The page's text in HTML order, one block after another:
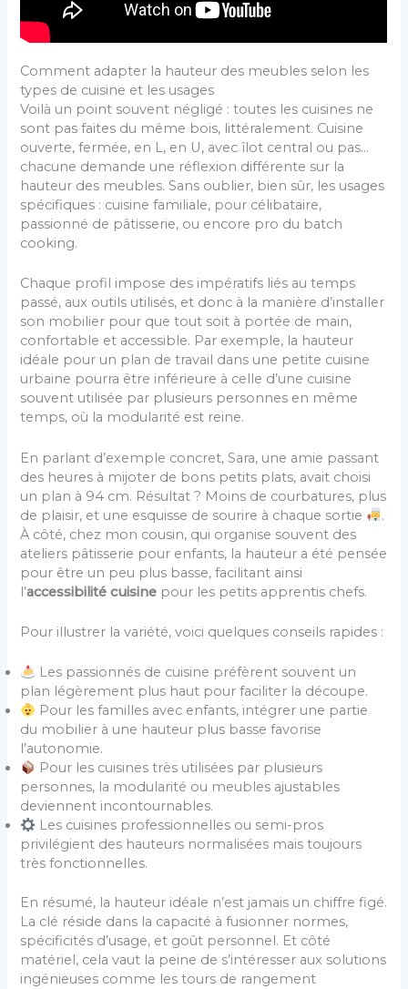
Comment adapter la hauteur des meubles selon les
types de cuisine et les usages
Voilà un point souvent négligé : toutes les cuisines ne
sont pas faites du même bois, littéralement. Cuisine
ouverte, fermée, en L, en U, avec îlot central ou pas…
chacune demande une réflexion différente sur la
hauteur des meubles. Sans oublier, bien sûr, les usages
spécifiques : cuisine familiale, pour célibataire,
passionné de pâtisserie, ou encore pro du batch
cooking.
Chaque profil impose des impératifs liés au temps
passé, aux outils utilisés, et donc à la manière d’installer
son mobilier pour que tout soit à portée de main,
confortable et accessible. Par exemple, la hauteur
idéale pour un plan de travail dans une petite cuisine
urbaine pourra être inférieure à celle d’une cuisine
souvent utilisée par plusieurs personnes en même
temps, où la modularité est reine.
En parlant d’exemple concret, Sara, une amie passant
des heures à mijoter de bons petits plats, avait choisi
un plan à 94 cm. Résultat ? Moins de courbatures, plus
de plaisir, et une esquisse de sourire à chaque sortie
.
À côté, chez mon cousin, qui organise souvent des
ateliers pâtisserie pour enfants, la hauteur a été pensée
pour être un peu plus basse, facilitant ainsi
l’accessibilité cuisine pour les petits apprentis chefs.
Pour illustrer la variété, voici quelques conseils rapides :
Les passionnés de cuisine préfèrent souvent un
plan légèrement plus haut pour faciliter la découpe.
Pour les familles avec enfants, intégrer une partie
du mobilier à une hauteur plus basse favorise
l’autonomie.
Pour les cuisines très utilisées par plusieurs
personnes, la modularité ou meubles ajustables
deviennent incontournables.
Les cuisines professionnelles ou semi-pros
privilégient des hauteurs normalisées mais toujours
très fonctionnelles.
En résumé, la hauteur idéale n’est jamais un chiffre figé.
La clé réside dans la capacité à fusionner normes,
spécificités d’usage, et goût personnel. Et côté
matériel, cela vaut la peine de s’intéresser aux solutions
ingénieuses comme les tours de rangement